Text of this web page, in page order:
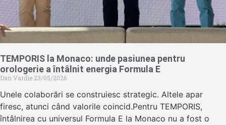
TEMPORIS la Monaco: unde pasiunea pentru
orologerie a întâlnit energia Formula E
Dan Vardie 23/05/2026
Unele colaborări se construiesc strategic. Altele apar
firesc, atunci când valorile coincid.Pentru TEMPORIS,
întâlnirea cu universul Formula E la Monaco nu a fost o